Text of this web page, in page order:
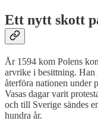
Ett nytt skott
År 1594 kom Polens
arvrike i besittning. Han
återföra nationen under
Vasas dagar varit
och till Sverige sändes
hundra år.